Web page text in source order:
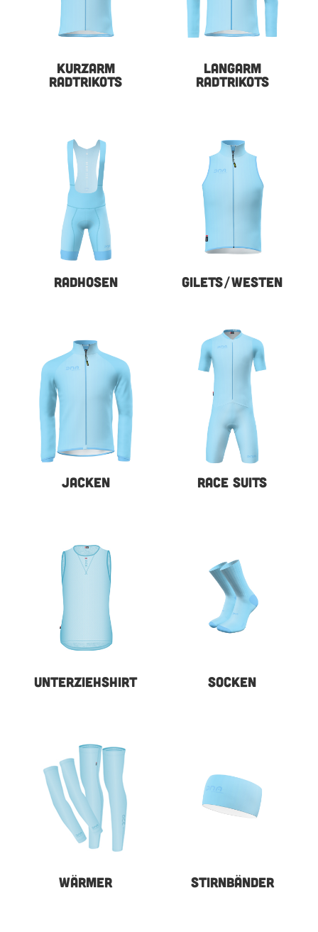
KURZARM
RADTRIKOTS
LANGARM
RADTRIKOTS
RADHOSEN GILETS/WESTEN
JACKEN RACE SUITS
UNTERZIEHSHIRT SOCKEN
WÄRMER STIRNBÄNDER